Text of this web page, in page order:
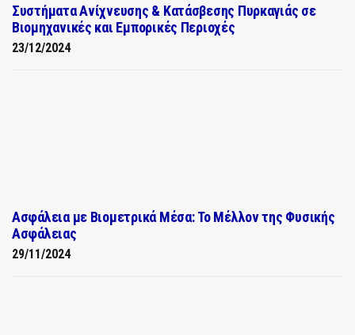
Συστήματα Ανίχνευσης & Κατάσβεσης Πυρκαγιάς σε
Βιομηχανικές και Εμπορικές Περιοχές
23/12/2024
Ασφάλεια με Βιομετρικά Μέσα: Το Μέλλον της Φυσικής
Ασφάλειας
29/11/2024